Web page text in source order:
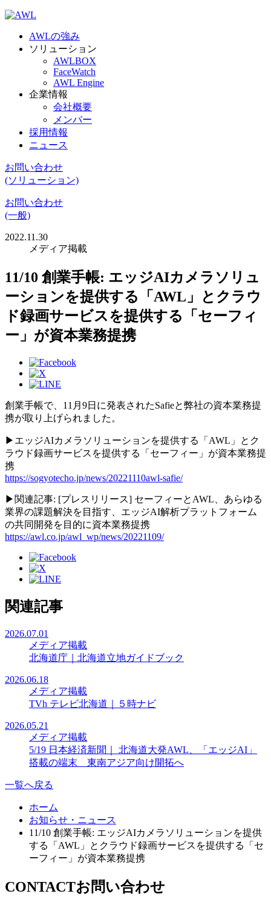
AWLの強み
ソリューション
AWLBOX
FaceWatch
AWL Engine
企業情報
会社概要
メンバー
採用情報
ニュース
お問い合わせ
(ソリューション)
お問い合わせ
(一般)
2022.11.30
メディア掲載
11/10 創業手帳: エッジAIカメラソリュ
ーションを提供する「AWL」とクラウ
ド録画サービスを提供する「セーフィ
ー」が資本業務提携
創業手帳で、11月9日に発表されたSafieと弊社の資本業務提
携が取り上げられました。
▶エッジAIカメラソリューションを提供する「AWL」とク
ラウド録画サービスを提供する「セーフィー」が資本業務提
携
https://sogyotecho.jp/news/20221110awl-safie/
▶関連記事: [プレスリリース] セーフィーとAWL、あらゆる
業界の課題解決を目指す、エッジAI解析プラットフォーム
の共同開発を目的に資本業務提携
https://awl.co.jp/awl_wp/news/20221109/
関連記事
2026.07.01
メディア掲載
北海道庁｜北海道立地ガイドブック
2026.06.18
メディア掲載
TVh テレビ北海道｜５時ナビ
2026.05.21
メディア掲載
5/19 日本経済新聞｜ 北海道大発AWL、「エッジAI」
搭載の端末 東南アジア向け開拓へ
一覧へ戻る
ホーム
お知らせ・ニュース
11/10 創業手帳: エッジAIカメラソリューションを提供
する「AWL」とクラウド録画サービスを提供する「セ
ーフィー」が資本業務提携
CONTACTお問い合わせ